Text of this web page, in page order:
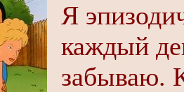
Я
каждый
забываю.